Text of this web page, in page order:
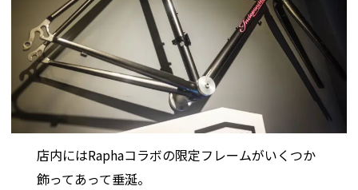
店内にはRaphaコラボの限定フレームがいくつか
飾ってあって垂涎。